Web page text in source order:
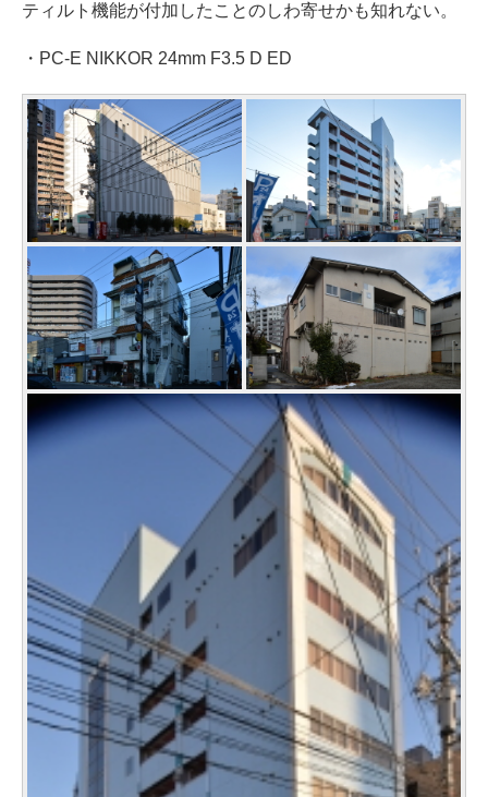
ティルト機能が付加したことのしわ寄せかも知れない。
・PC-E NIKKOR 24mm F3.5 D ED